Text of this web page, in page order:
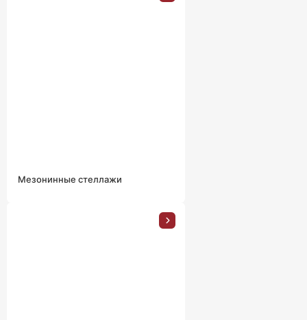
Мезонинные стеллажи